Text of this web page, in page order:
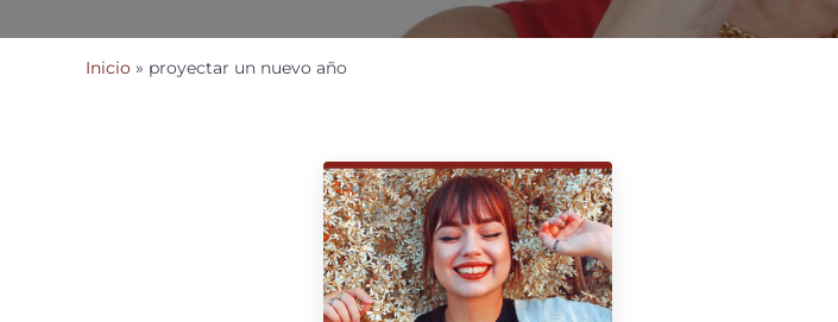
Inicio » proyectar un nuevo año